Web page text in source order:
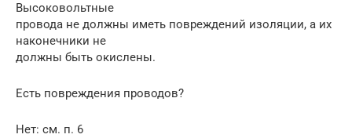
Высоковольтные
провода не должны иметь повреждений изоляции, а их
наконечники не
должны быть окислены.
Есть повреждения проводов?
Нет: см. п. 6